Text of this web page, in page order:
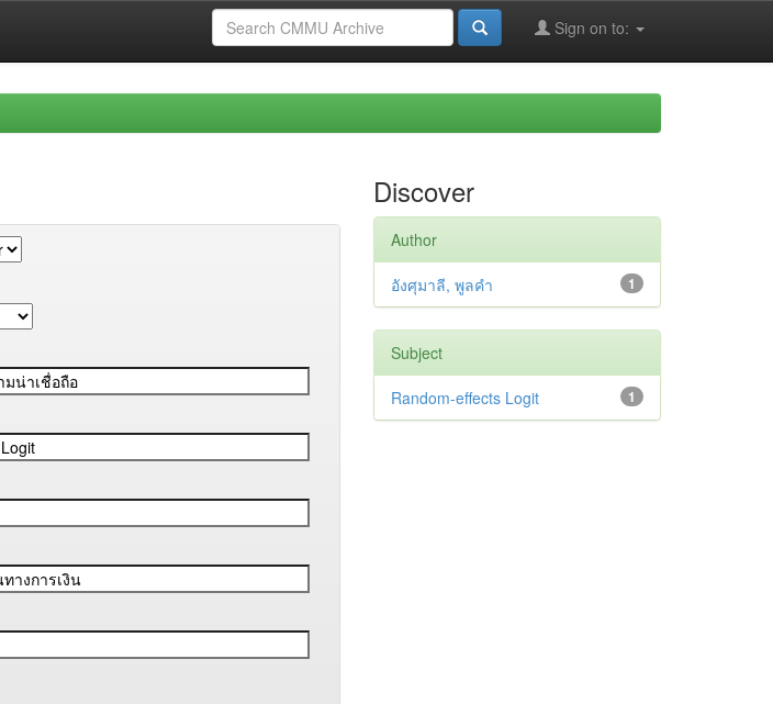
Sign on to:
Discover
Author
1
อังศุมาลี, พูลคำ
Subject
1
Random-effects Logit